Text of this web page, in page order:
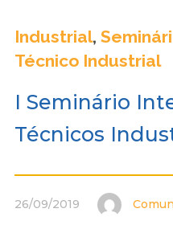
Industrial,
Técnico Industrial
I Seminário
Técnicos
26/09/2019